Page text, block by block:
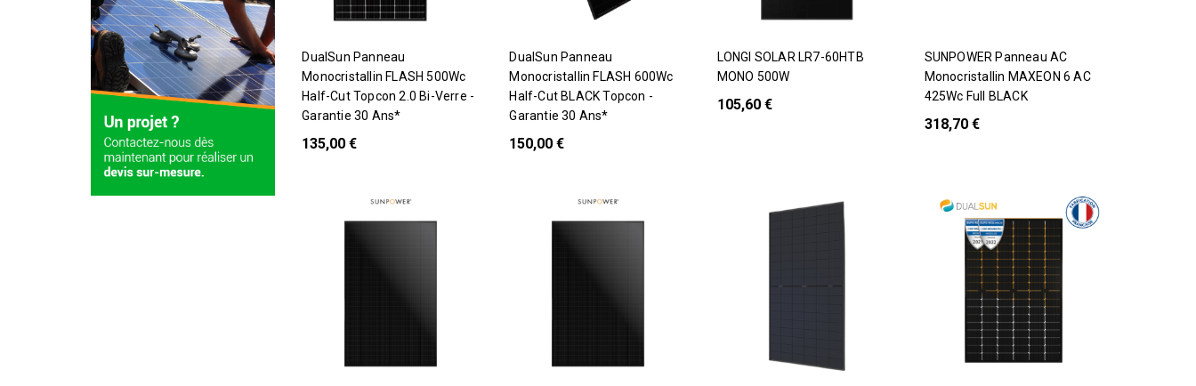
DualSun Panneau
Monocristallin FLASH 500Wc
Half-Cut Topcon 2.0 Bi-Verre -
Garantie 30 Ans*
135,00 €
DualSun Panneau
Monocristallin FLASH 600Wc
Half-Cut BLACK Topcon -
Garantie 30 Ans*
150,00 €
LONGI SOLAR LR7-60HTB
MONO 500W
105,60 €
SUNPOWER Panneau AC
Monocristallin MAXEON 6 AC
425Wc Full BLACK
318,70 €